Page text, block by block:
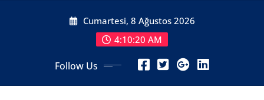
Cumartesi, 8 Ağustos 2026
4:10:22 AM
Follow Us